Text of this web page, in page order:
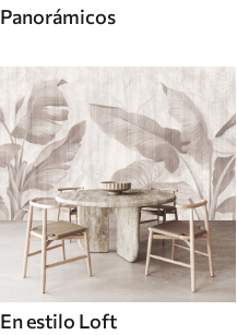
Panorámicos
En estilo Loft